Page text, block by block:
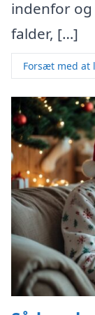
indenfor
falder, […]
Forsæt med at